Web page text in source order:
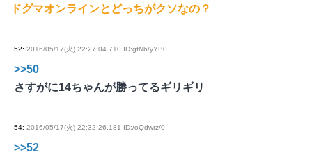
ドグマオンラインとどっちがクソなの？
52: 2016/05/17(火) 22:27:04.710 ID:gfNb/yYB0
>>50
さすがに14ちゃんが勝ってるギリギリ
54: 2016/05/17(火) 22:32:26.181 ID:/oQdwrz/0
>>52